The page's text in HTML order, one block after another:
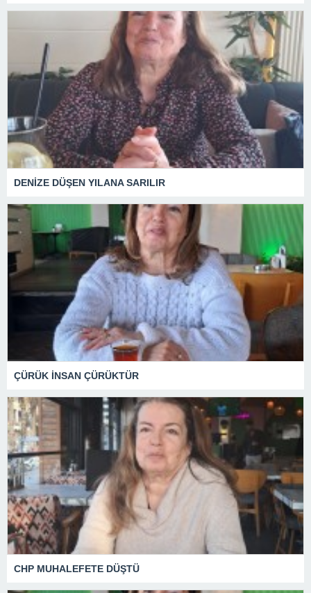
DENİZE DÜŞEN YILANA SARILIR
ÇÜRÜK İNSAN ÇÜRÜKTÜR
CHP MUHALEFETE DÜŞTÜ